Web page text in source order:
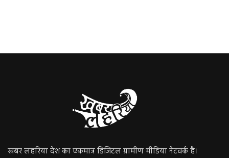
खबर लहरिया देश का एकमात्र डिजिटल ग्रामीण मीडिया नेटवर्क है।